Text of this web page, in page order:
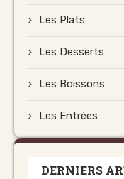
Les Plats
Les Desserts
Les Boissons
Les Entrées
DERNIERS